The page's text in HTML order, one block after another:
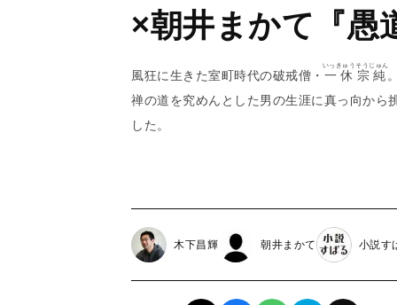
×朝井まかて『愚
風狂に生きた室町時代の破戒僧・ 一休宗純
いっきゅうそうじゅん
禅の道を究めんとした男の生涯に真っ向から
した。
木下昌輝 朝井まかて 小説す